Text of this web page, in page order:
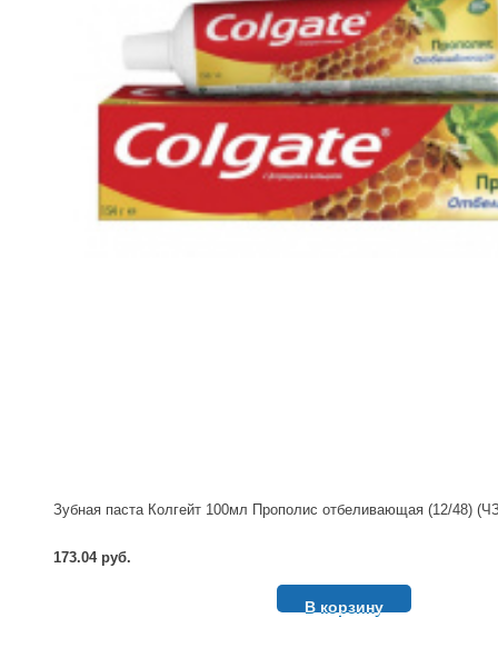
Зубная паста Колгейт 100мл Прополис отбеливающая (12/48)
173.04 руб.
В корзину